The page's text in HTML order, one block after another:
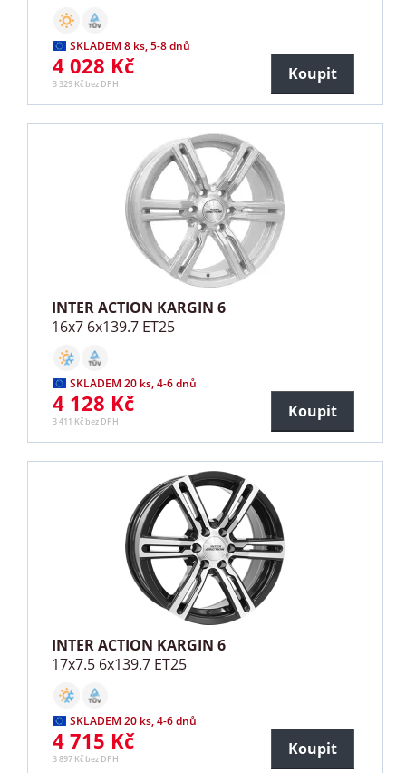
SKLADEM 8 ks, 5-8 dnů
4 028 Kč
3 329 Kč bez DPH
Koupit
INTER ACTION KARGIN 6
16x7 6x139.7 ET25
SKLADEM 20 ks, 4-6 dnů
4 128 Kč
3 411 Kč bez DPH
Koupit
INTER ACTION KARGIN 6
17x7.5 6x139.7 ET25
SKLADEM 20 ks, 4-6 dnů
4 715 Kč
3 897 Kč bez DPH
Koupit